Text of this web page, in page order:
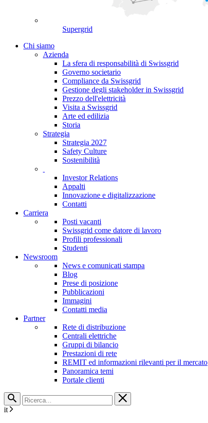
Supergrid
Chi siamo
Azienda
La sfera di responsabilità di Swissgrid
Governo societario
Compliance da Swissgrid
Gestione degli stakeholder in Swissgrid
Prezzo dell'elettricità
Visita a Swissgrid
Arte ed edilizia
Storia
Strategia
Strategia 2027
Safety Culture
Sostenibilità
Investor Relations
Appalti
Innovazione e digitalizzazione
Contatti
Carriera
Posti vacanti
Swissgrid come datore di lavoro
Profili professionali
Studenti
Newsroom
News e comunicati stampa
Blog
Prese di posizione
Pubblicazioni
Immagini
Contatti media
Partner
Rete di distribuzione
Centrali elettriche
Gruppi di bilancio
Prestazioni di rete
REMIT ed informazioni rilevanti per il mercato
Panoramica temi
Portale clienti
it